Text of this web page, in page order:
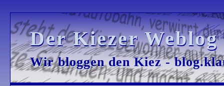
Der Kiezer
Der Kiezer
Wir bloggen den Kiez -
Wir bloggen den Kiez -